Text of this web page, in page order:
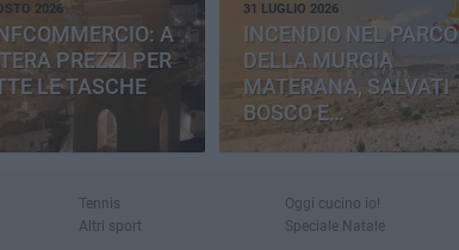
2026
A
PREZZI PER
LE TASCHE
31 LUGLIO 2026
INCENDIO NEL PARCO
DELLA MURGIA
MATERANA, SALVATI
BOSCO E
CEMENTERIA
Tennis
Altri sport
Oggi cucino io!
Speciale Natale